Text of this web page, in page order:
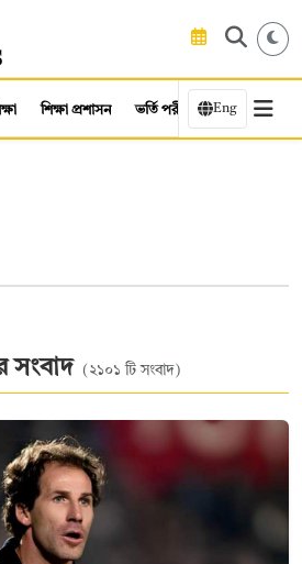
শিক্ষা প্রশাসন ভর্তি পরীক্ষা কর্মসংস্থান
Eng
সংবাদ (২১০১ টি সংবাদ)